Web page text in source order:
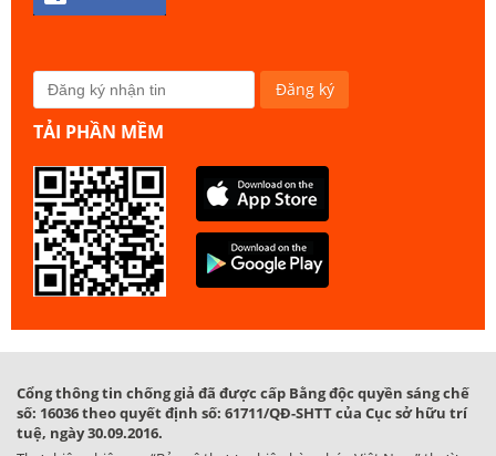
TẢI PHẦN MỀM
Cổng thông tin chống giả đã được cấp Bằng độc quyền sáng chế
số: 16036 theo quyết định số: 61711/QĐ-SHTT của Cục sở hữu trí
tuệ, ngày 30.09.2016.